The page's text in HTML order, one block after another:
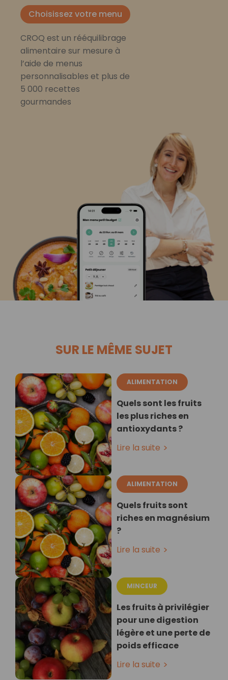
Choisissez votre menu
CROQ est un rééquilibrage
alimentaire sur mesure à
l’aide de menus
personnalisables et plus de
5 000 recettes
gourmandes
SUR LE MÊME SUJET
ALIMENTATION
Quels sont les fruits
les plus riches en
antioxydants ?
Lire la suite
ALIMENTATION
Quels fruits sont
riches en magnésium
?
Lire la suite
MINCEUR
Les fruits à privilégier
pour une digestion
légère et une perte de
poids efficace
Lire la suite